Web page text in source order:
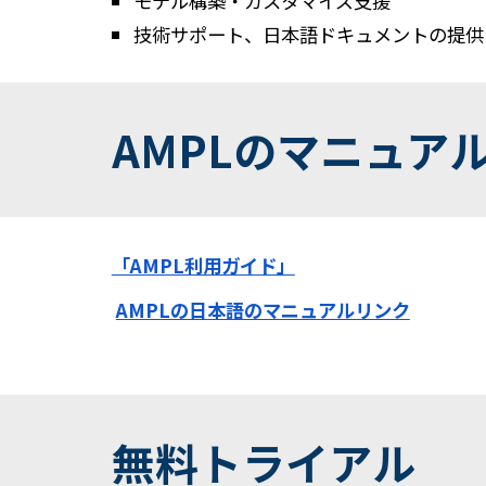
技術サポート、日本語ドキュメントの提供
AMPLのマニュア
「AMPL利用ガイド」
AMPLの日本語のマニュアルリンク
無料トライアル